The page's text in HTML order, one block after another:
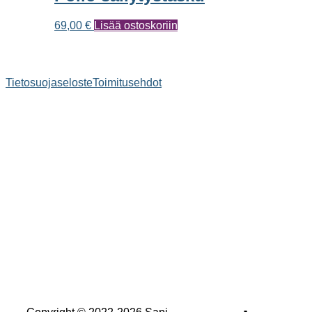
69,00 € Lisää ostoskoriin
TietosuojaselosteToimitusehdot